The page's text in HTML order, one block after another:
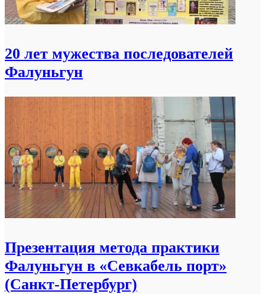
20 лет мужества последователей
Фалуньгун
Презентация метода практики
Фалуньгун в «Севкабель порт»
(Санкт-Петербург)